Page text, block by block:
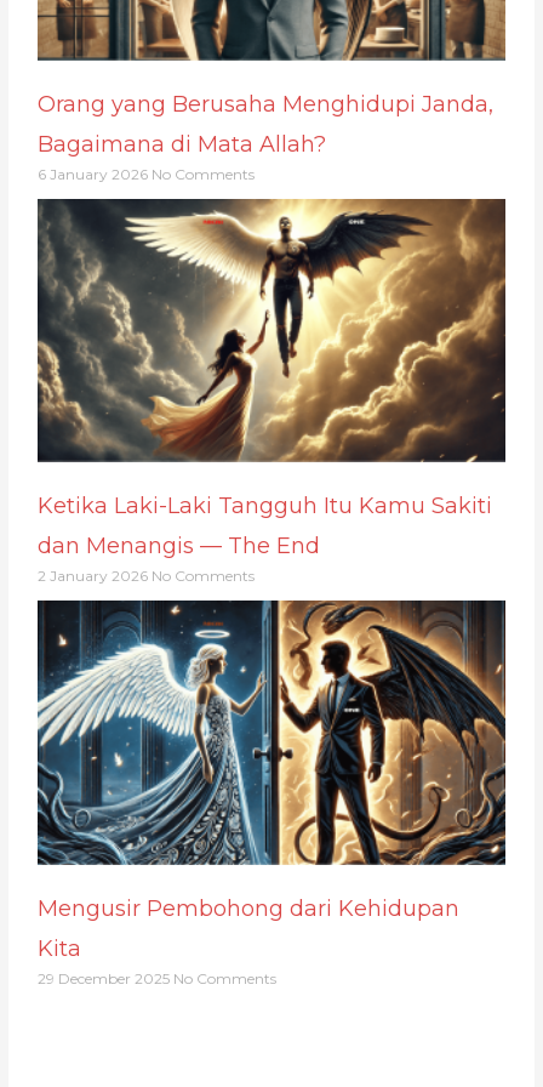
Orang yang Berusaha Menghidupi Janda,
Bagaimana di Mata Allah?
6 January 2026 No Comments
Ketika Laki-Laki Tangguh Itu Kamu Sakiti
dan Menangis — The End
2 January 2026 No Comments
Mengusir Pembohong dari Kehidupan
Kita
29 December 2025 No Comments